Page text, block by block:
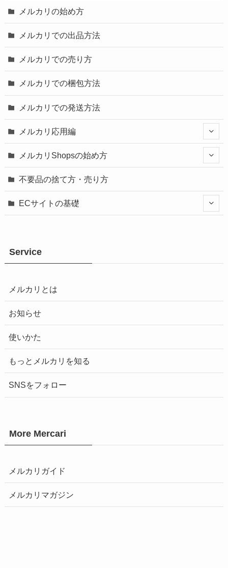
メルカリの始め方
メルカリでの出品方法
メルカリでの売り方
メルカリでの梱包方法
メルカリでの発送方法
メルカリ応用編
メルカリShopsの始め方
不要品の捨て方・売り方
ECサイトの基礎
Service
メルカリとは
お知らせ
使いかた
もっとメルカリを知る
SNSをフォロー
More Mercari
メルカリガイド
メルカリマガジン